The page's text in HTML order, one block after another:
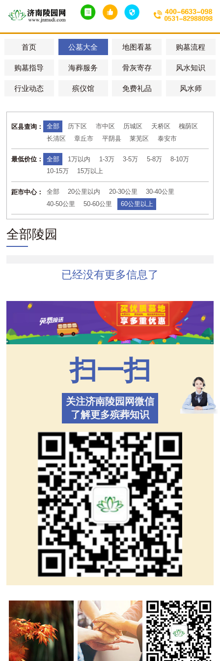
首页 公墓大全 地图看墓 购墓流程
购墓指导 海葬服务 骨灰寄存 风水知识
行业动态 殡仪馆 免费礼品 风水师
区县查询： 全部 历下区 市中区 历城区 天桥区
槐荫区
长清区
章丘市 平阴县 莱芜区 泰安市
最低价位： 全部 1万以内 1-3万 3-5万 5-8万
8-10万
10-15万
15万以上
距市中心： 全部 20公里以内 20-30公里
30-40公里
40-50公里
50-60公里 60公里以上
全部陵园
已经没有更多信息了
扫一扫
关注济南陵园网微信
了解更多殡葬知识